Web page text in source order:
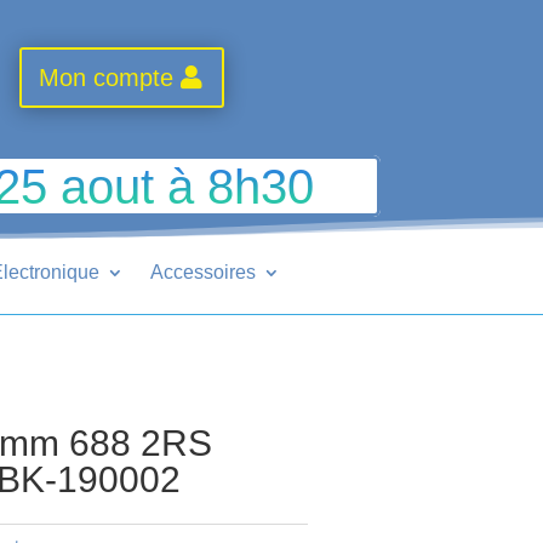
Mon compte
aout à 8h30
Accessoires
688 2RS
190002